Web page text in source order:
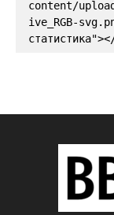
content/
ive_RGB-